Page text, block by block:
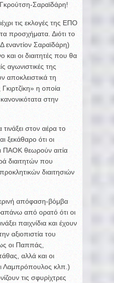
Σαραϊδάρη!
τις εκλογές της ΕΠΟ
προσχήματα. Διότι το
εναντίον Σαραϊδάρη)
και οι διαιτητές που θα
αγωνιστικές της
αποκλειστικά τη
η οποία
κανονικότατα στην
στον αέρα το
ξεκάθαρο ότι οι
ΠΑΟΚ θεωρούν αιτία
διαιτητών που
διαιτησιών
απόφαση-βόμβα
από ορατό ότι οι
παιχνίδια και έχουν
αξιοπιστία του
οι Παππάς,
αλλά και οι
Λαμπρόπουλος κλπ.)
τις σφυρίχτρες